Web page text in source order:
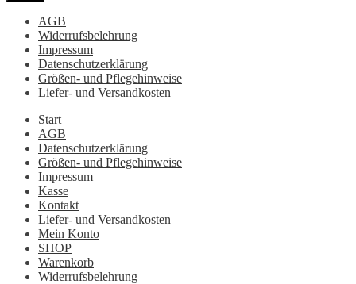
AGB
Widerrufsbelehrung
Impressum
Datenschutzerklärung
Größen- und Pflegehinweise
Liefer- und Versandkosten
Start
AGB
Datenschutzerklärung
Größen- und Pflegehinweise
Impressum
Kasse
Kontakt
Liefer- und Versandkosten
Mein Konto
SHOP
Warenkorb
Widerrufsbelehrung